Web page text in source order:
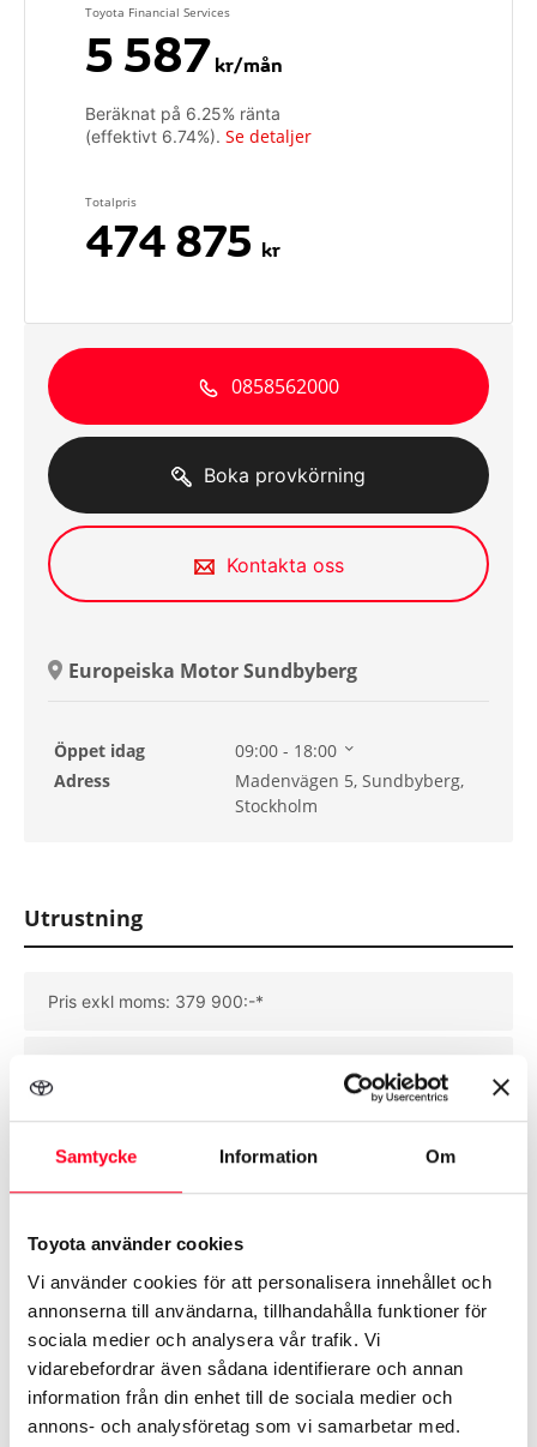
Samtycke Information Om
Toyota använder cookies
Vi använder cookies för att personalisera innehållet och
annonserna till användarna, tillhandahålla funktioner för
sociala medier och analysera vår trafik. Vi
vidarebefordrar även sådana identifierare och annan
information från din enhet till de sociala medier och
annons- och analysföretag som vi samarbetar med.
Toyota Financial Services
5 587kr/mån
Beräknat på 6.25% ränta
(effektivt 6.74%). Se detaljer
Totalpris
474 875 kr
0858562000
Boka provkörning
Kontakta oss
Europeiska Motor Sundbyberg
Öppet idag
09:00 - 18:00
Lördag
11:00 - 15:00
Söndag
Adress
Madenvägen 5, Sundbyberg,
Stockholm
Utrustning
Pris exkl moms: 379 900:-*
AC
Se mer utrustning